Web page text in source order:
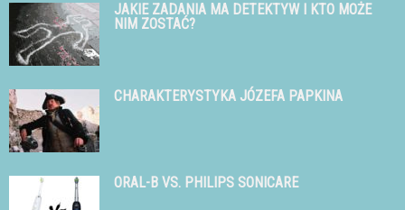
JAKIE ZADANIA MA DETEKTYW I KTO MOŻE
NIM ZOSTAĆ?
CHARAKTERYSTYKA JÓZEFA PAPKINA
ORAL-B VS. PHILIPS SONICARE